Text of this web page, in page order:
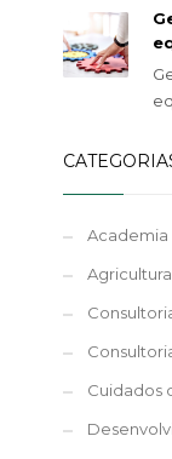
Academia
Cuidados